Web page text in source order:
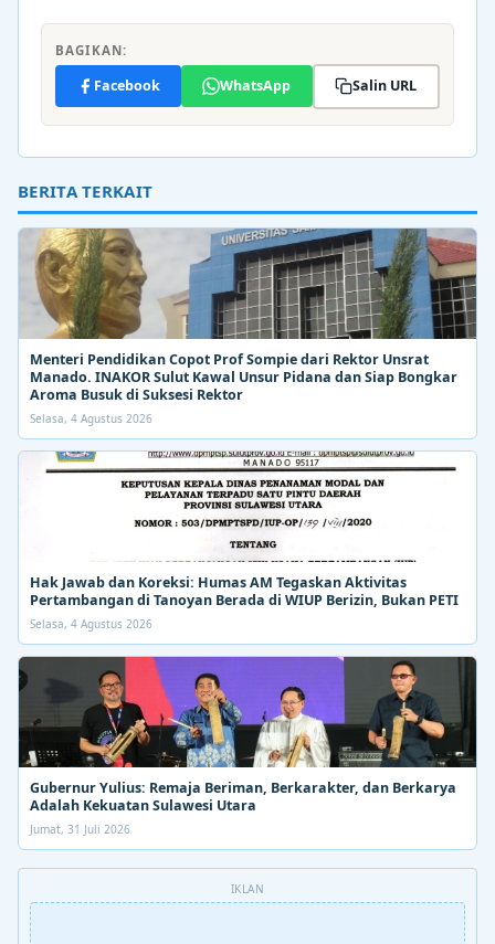
BAGIKAN:
Facebook WhatsApp Salin URL
BERITA TERKAIT
Menteri Pendidikan Copot Prof Sompie dari Rektor Unsrat
Manado. INAKOR Sulut Kawal Unsur Pidana dan Siap Bongkar
Aroma Busuk di Suksesi Rektor
Selasa, 4 Agustus 2026
Hak Jawab dan Koreksi: Humas AM Tegaskan Aktivitas
Pertambangan di Tanoyan Berada di WIUP Berizin, Bukan PETI
Selasa, 4 Agustus 2026
Gubernur Yulius: Remaja Beriman, Berkarakter, dan Berkarya
Adalah Kekuatan Sulawesi Utara
Jumat, 31 Juli 2026
IKLAN